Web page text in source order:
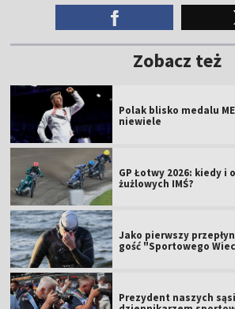
Zobacz też
Polak blisko medalu
niewiele
GP Łotwy 2026: kiedy
żużlowych IMŚ?
Jako pierwszy
gość "Sportowego
Prezydent naszych